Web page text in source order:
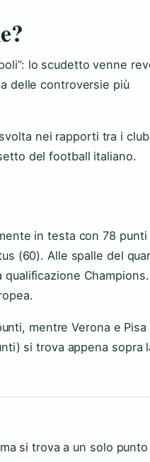
lo scudetto venne
delle controversie più
nei rapporti tra i
del football italiano.
in testa con 78 punti
(60). Alle spalle del
Champions.
mentre Verona e Pisa
si trova appena sopra
si trova a un solo punto